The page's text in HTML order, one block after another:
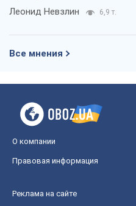
Леонид Невзлин 6,9 т.
Все мнения
О компании
Правовая информация
Реклама на сайте